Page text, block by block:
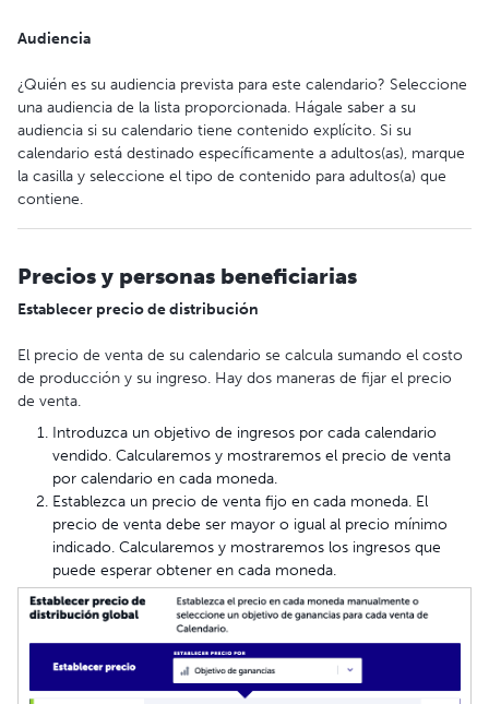
Audiencia
¿Quién es su audiencia prevista para este calendario? Seleccione
una audiencia de la lista proporcionada. Hágale saber a su
audiencia si su calendario tiene contenido explícito. Si su
calendario está destinado específicamente a adultos(as), marque
la casilla y seleccione el tipo de contenido para adultos(a) que
contiene.
Precios y personas beneficiarias
Establecer precio de distribución
El precio de venta de su calendario se calcula sumando el costo
de producción y su ingreso. Hay dos maneras de fijar el precio
de venta.
Introduzca un objetivo de ingresos por cada calendario
vendido. Calcularemos y mostraremos el precio de venta
por calendario en cada moneda.
Establezca un precio de venta fijo en cada moneda. El
precio de venta debe ser mayor o igual al precio mínimo
indicado. Calcularemos y mostraremos los ingresos que
puede esperar obtener en cada moneda.